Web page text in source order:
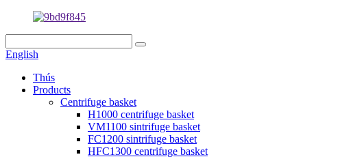
English
Thús
Products
Centrifuge basket
H1000 centrifuge basket
VM1100 sintrifuge basket
FC1200 sintrifuge basket
HFC1300 centrifuge basket